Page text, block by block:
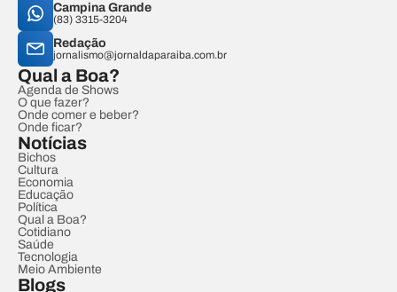
Campina Grande
(83) 3315-3204
Redação
jornalismo@jornaldaparaiba.com.br
Qual a Boa?
Agenda de Shows
O que fazer?
Onde comer e beber?
Onde ficar?
Notícias
Bichos
Cultura
Economia
Educação
Política
Qual a Boa?
Cotidiano
Saúde
Tecnologia
Meio Ambiente
Blogs